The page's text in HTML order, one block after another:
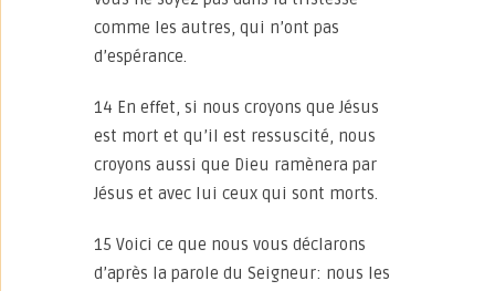
comme les autres, qui n’ont pas
d’espérance.
14 En effet, si nous croyons que Jésus
est mort et qu’il est ressuscité, nous
croyons aussi que Dieu ramènera par
Jésus et avec lui ceux qui sont morts.
15 Voici ce que nous vous déclarons
d’après la parole du Seigneur: nous les